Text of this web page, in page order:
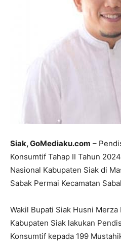
Siak, GoMediaku.com –
Konsumtif Tahap II Tahun
Nasional Kabupaten Siak di
Sabak Permai Kecamatan
Wakil Bupati Siak Husni
Kabupaten Siak lakukan
Konsumtif kepada 199